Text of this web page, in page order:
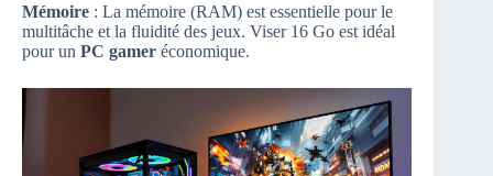
Mémoire : La mémoire (RAM) est essentielle pour le
multitâche et la fluidité des jeux. Viser 16 Go est idéal
pour un PC gamer économique.